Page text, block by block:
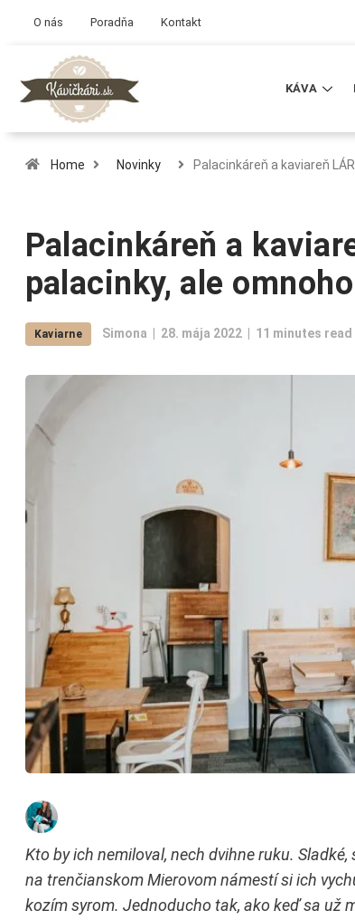
O nás Poradňa Kontakt
KÁVA
Home Novinky Palacinkáreň a kaviareň
Palacinkáreň a
palacinky, ale
Kaviarne Simona 28. mája 2022 11 minutes read
Kto by ich nemiloval, nech dvihne ruku.
na trenčianskom Mierovom námestí si ich
kozím syrom. Jednoducho tak, ako keď sa už